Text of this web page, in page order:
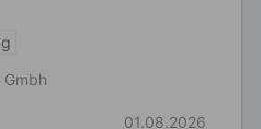
01.08.2026